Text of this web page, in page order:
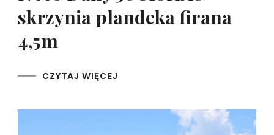
skrzynia plandeka firana
4,5m
CZYTAJ WIĘCEJ